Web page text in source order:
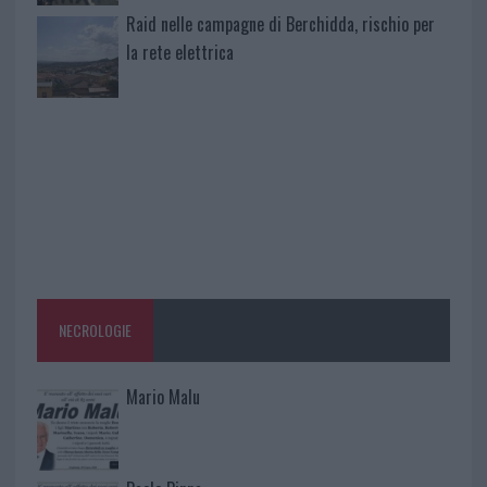
Raid nelle campagne di Berchidda, rischio per
la rete elettrica
NECROLOGIE
Mario Malu